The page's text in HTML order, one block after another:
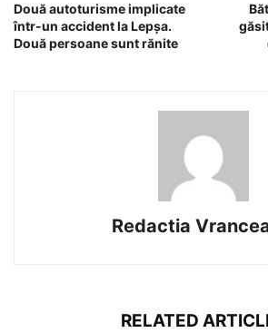
Două autoturisme implicate
într-un accident la Lepșa.
Două persoane sunt rănite
Redactia
RELATED